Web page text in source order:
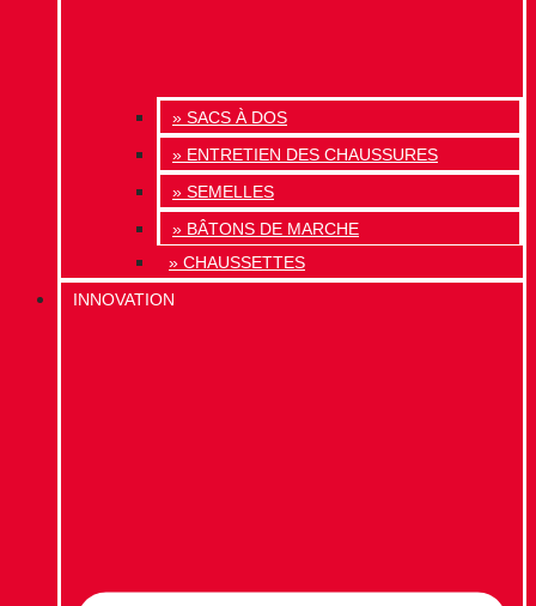
» SACS À DOS
» ENTRETIEN DES CHAUSSURES
» SEMELLES
» BÂTONS DE MARCHE
» CHAUSSETTES
INNOVATION